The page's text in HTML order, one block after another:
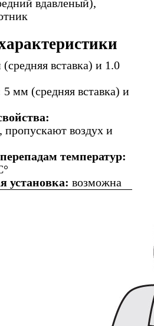
вдавленый),
вставка) и 1.0
5 мм (средняя вставка) и
пропускают воздух и
температур:
установка: возможна